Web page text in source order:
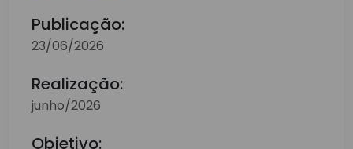
Publicação:
23/06/2026
Realização:
junho/2026
Objetivo: